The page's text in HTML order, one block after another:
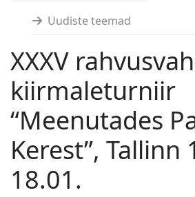
Uudiste teemad
XXXV
kiirmaleturniir
“Meenutades
Kerest”, Tallinn
18.01.